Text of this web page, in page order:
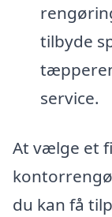
tilbyde
service.
At vælge et
du kan få